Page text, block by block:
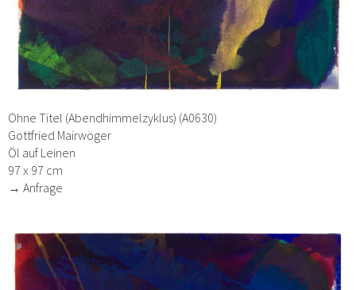
Ohne Titel (Abendhimmelzyklus) (A0630)
Gottfried Mairwöger
Öl auf Leinen
97 x 97 cm
→ Anfrage